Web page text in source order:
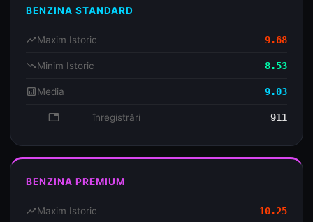
BENZINA STANDARD
trending_upMaxim Istoric 9.68
trending_downMinim Istoric 8.53
analyticsMedia 9.03
database înregistrări 911
BENZINA PREMIUM
trending_upMaxim Istoric 10.25